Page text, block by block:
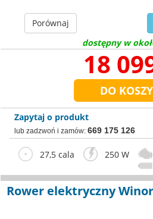
Porównaj
dostępny w
18
Zapytaj o produkt
lub zadzwoń i zamów: 669 175 126
27,5 cala 250 W
Rower elektryczny